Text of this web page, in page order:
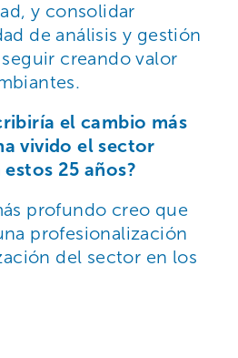
y consolidar
de análisis y gestión
creando valor
el cambio más
vivido el sector
25 años?
profundo creo que
profesionalización
del sector en los